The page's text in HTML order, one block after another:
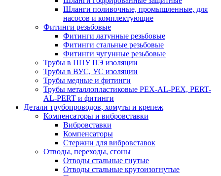
Шланги поливочные, промышленные, для
насосов и комплектующие
Фитинги резьбовые
Фитинги латунные резьбовые
Фитинги стальные резьбовые
Фитинги чугунные резьбовые
Трубы в ППУ ПЭ изоляции
Трубы в ВУС, УС изоляции
Трубы медные и фитинги
Трубы металлопластиковые PEX-AL-PEX, PERT-
AL-PERT и фитинги
Детали трубопроводов, хомуты и крепеж
Компенсаторы и вибровставки
Вибровставки
Компенсаторы
Стержни для вибровставок
Отводы, переходы, сгоны
Отводы стальные гнутые
Отводы стальные крутоизогнутые